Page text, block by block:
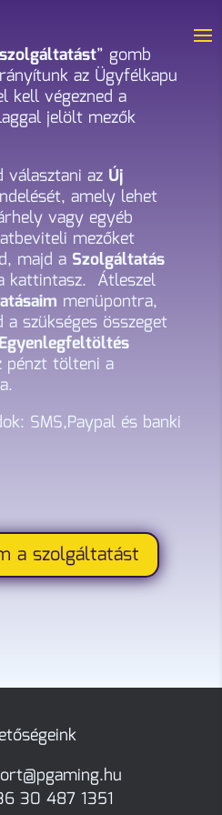
” gomb
az Ügyfélkapu
kell végezned a
jelölt mezők
választani az Új
amely lehet
vagy egyéb
mezőket
majd a Szolgáltatás
kattintasz. Átleszel
menüpontra,
szükséges összeget
Egyenlegfeltöltés
pénzt tölteni a
SMS,Paypal és banki
a szolgáltatást
30 487 1351